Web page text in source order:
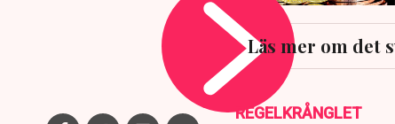
Läs mer om det
REGELKRÅNGLET